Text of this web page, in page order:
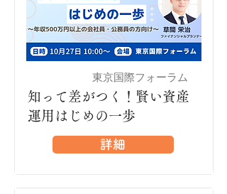
東京国際フォーラム
知って差がつく！賢い資産
運用はじめの一歩
詳細